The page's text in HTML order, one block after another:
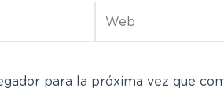
para la próxima vez que